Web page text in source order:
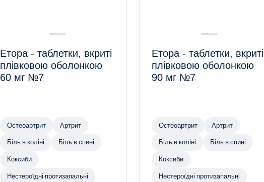
Етора - таблетки, вкриті
плівковою оболонкою
60 мг №7
Остеоартрит Артрит
Біль в коліні Біль в спині
Коксиби
Нестероїдні протизапальні
Етора - таблетки, вкриті
плівковою оболонкою
90 мг №7
Остеоартрит Артрит
Біль в коліні Біль в спині
Коксиби
Нестероїдні протизапальні